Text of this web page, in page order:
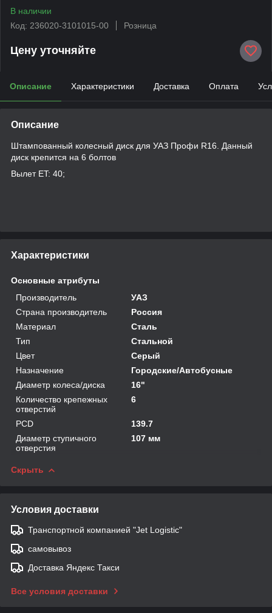
В наличии
Код: 236020-3101015-00
Розница
Цену уточняйте
Описание Характеристики Доставка Оплата
Описание
Штампованный колесный диск для УАЗ Профи R16. Данный
диск крепится на 6 болтов
Вылет ET: 40;
Характеристики
Основные атрибуты
Производитель
УАЗ
Страна производитель
Россия
Материал
Сталь
Тип
Стальной
Цвет
Серый
Назначение
Городские/Автобусные
Диаметр колеса/диска
16"
Количество крепежных
отверстий
6
PCD
139.7
Диаметр ступичного
отверстия
107 мм
Скрыть
Условия доставки
Транспортной компанией "Jet Logistic"
самовывоз
Доставка Яндекс Такси
Все условия доставки